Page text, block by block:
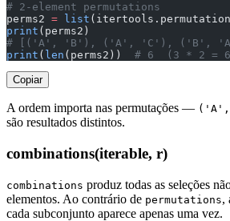
# 2-element permutations
perms2 = list
print (perms2)
# [('A', 'B'), ('A', 'C'), ('B',
print ( len (perms2)) # 6  (3 * 2 =
Copiar
A ordem importa nas permutações —
são resultados distintos.
combinations(iterable, r)
combinations produz todas as seleções
elementos. Ao contrário de permutations,
cada subconjunto aparece apenas uma vez.